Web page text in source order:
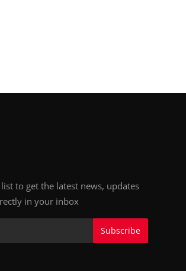
to get the latest news, updates
in your inbox
Subscribe